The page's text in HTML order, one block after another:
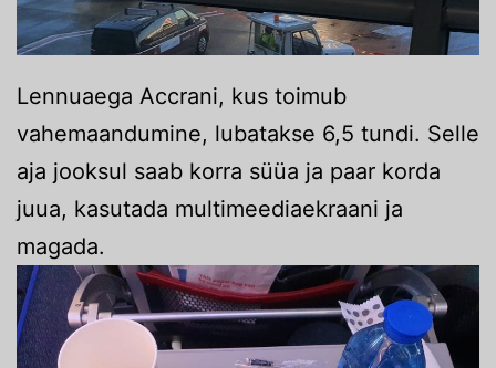
Lennuaega Accrani, kus toimub
vahemaandumine, lubatakse 6,5 tundi. Selle
aja jooksul saab korra süüa ja paar korda
juua, kasutada multimeediaekraani ja
magada.